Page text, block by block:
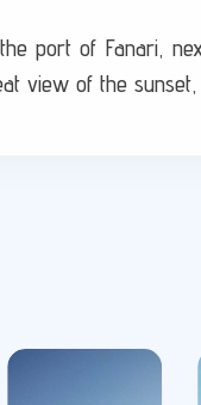
port of Fanari,
view of the